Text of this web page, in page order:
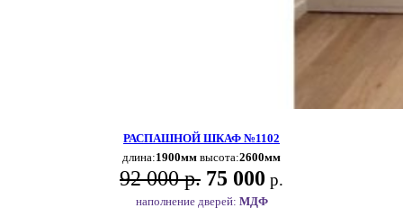
РАСПАШНОЙ ШКАФ №1102
длина:1900мм высота:2600мм
92 000 р. 75 000 р.
наполнение дверей: МДФ